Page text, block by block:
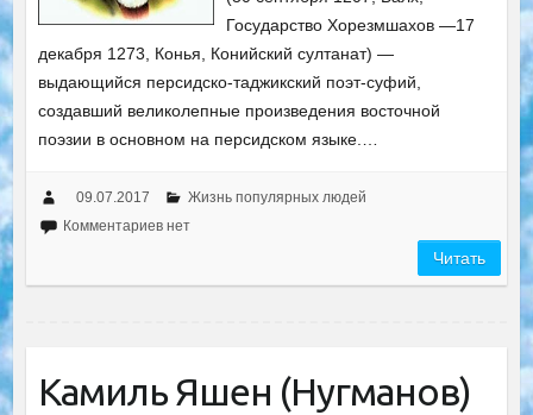
Государство Хорезмшахов —17
декабря 1273, Конья, Конийский султанат) —
выдающийся персидско-таджикский поэт-суфий,
создавший великолепные произведения восточной
поэзии в основном на персидском языке.…
09.07.2017
Жизнь популярных людей
Комментариев нет
Читать
Камиль Яшен (Нугманов)